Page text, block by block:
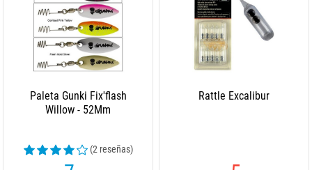
Paleta Gunki Fix'flash
Willow - 52Mm
(2 reseñas)
Rattle Excalibur